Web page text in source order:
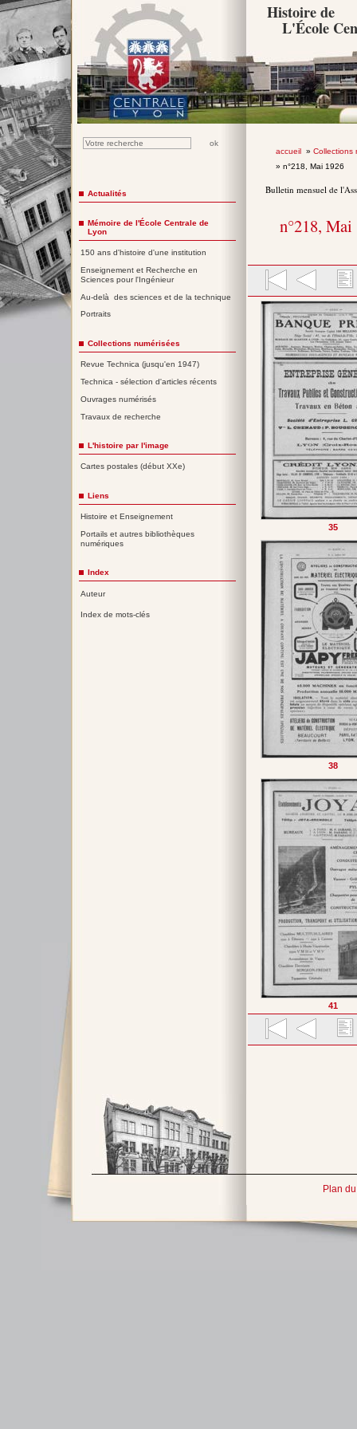
Histoire de
L'École
accueil» Collections
» n°218, Mai 1926
Bulletin mensuel de
n°218, Mai
35
38
41
Actualités
Mémoire de l'École Centrale de
Lyon
150 ans d'histoire d'une institution
Enseignement et Recherche en
Sciences pour l'Ingénieur
Au-delà des sciences et de la technique
Portraits
Collections numérisées
Revue Technica (jusqu'en 1947)
Technica - sélection d'articles récents
Ouvrages numérisés
Travaux de recherche
L'histoire par l'image
Cartes postales (début XXe)
Liens
Histoire et Enseignement
Portails et autres bibliothèques
numériques
Index
Auteur
Index de mots-clés
Plan